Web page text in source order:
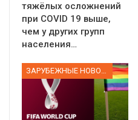
тяжёлых осложнений
при COVID 19 выше,
чем у других групп
населения…
ЗАРУБЕЖНЫЕ НОВОСТИ